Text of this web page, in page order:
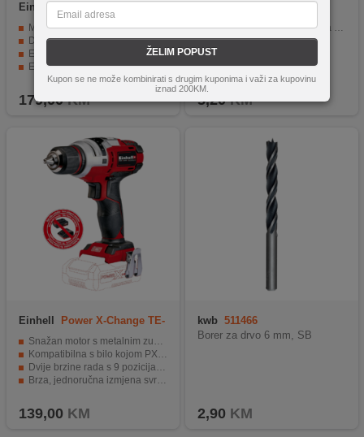
ŽELIM POPUST
Kupon se ne može kombinirati s drugim kuponima i važi za kupovinu
iznad 200KM.
Einhell
BL-Solo
Motor bez četkica za više snage
Dve brzine za brzo šrafljenje i bušenje
Elektronska kontrola brzine za preciznost
Ergonomski dizajn sa mekanom drškom
LED osvetljenje za bolju vidljivost
179,00KM
Nastavak za odvijač PZ 2 sa graničnikom dubine
2 kom
5,20KM
Einhell
Power X-Change TE-
CD 18 Li E
Snažan motor s metalnim zupčanicima
Kompatibilna s bilo kojom PXC baterijom
Dvije brzine rada s 9 pozicija okretnog momenta
Brza, jednoručna izmjena svrdla do 13 mm
139,00 KM
kwb 511466
Borer za drvo 6 mm, SB
2,90 KM